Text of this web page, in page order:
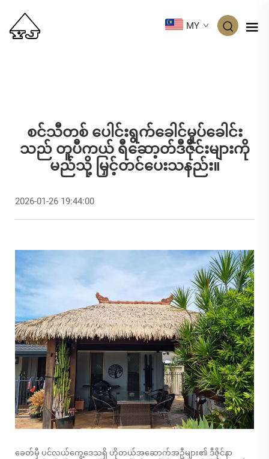
MY
စင်သီတစ် ပေါင်းရွက်ခေါင်မှုပ်ခေါင်း
သည် တူပီကယ် ရီဆော့တ်ဒီဇိုင်းများကို
မည်သို့ မြှင့်တင်ပေးသနည်း။
2026-01-26 19:44:00
ခေတ်မှီ ပင်လယ်ကွေ့ဒေသရှိ ဟိုတယ်အဆောက်အဦများ၏ ဒီဇိုင်နာ